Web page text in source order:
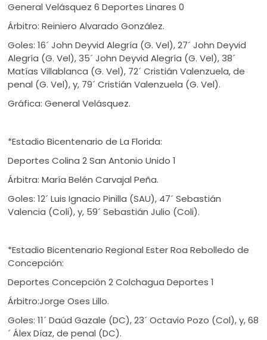
General Velásquez 6 Deportes Linares 0
Árbitro: Reiniero Alvarado González.
Goles: 16´ John Deyvid Alegría (G. Vel), 27´ John Deyvid
Alegría (G. Vel), 35´ John Deyvid Alegría (G. Vel), 38´
Matías Villablanca (G. Vel), 72´ Cristián Valenzuela, de
penal (G. Vel), y, 79´ Cristián Valenzuela (G. Vel).
Gráfica: General Velásquez.
*Estadio Bicentenario de La Florida:
Deportes Colina 2 San Antonio Unido 1
Árbitra: María Belén Carvajal Peña.
Goles: 12´ Luis Ignacio Pinilla (SAU), 47´ Sebastián
Valencia (Coli), y, 59´ Sebastián Julio (Coli).
*Estadio Bicentenario Regional Ester Roa Rebolledo de
Concepción:
Deportes Concepción 2 Colchagua Deportes 1
Árbitro:Jorge Oses Lillo.
Goles: 11´ Daúd Gazale (DC), 23´ Octavio Pozo (Col), y, 68
´ Álex Díaz, de penal (DC).